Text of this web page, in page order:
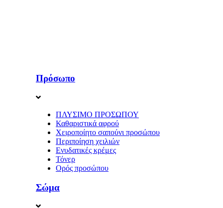
Πρόσωπο
ΠΛΥΣΙΜΟ ΠΡΟΣΩΠΟΥ
Καθαριστικά αφρού
Χειροποίητο σαπούνι προσώπου
Περιποίηση χειλιών
Ενυδατικές κρέμες
Τόνερ
Ορός προσώπου
Σώμα